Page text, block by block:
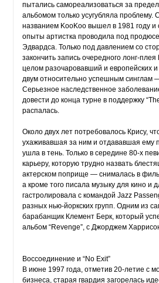
пытались самореализоваться за
альбомом только усугубляла
названием KooKoo вышел в 1981 году
опыты артистка проводила под
Эдвардса. Только под давлением со
закончить запись очередного лонг-
целом разочаровавший и европейских
двум относительно успешным синглам
Серьезное наследственное
довести до конца турне в поддержку
распалась.
Около двух лет потребовалось Крису,
ухаживавшая за ним и отдававшая ему
ушла в тень. Только в середине 80-х
карьеру, которую трудно назвать
актерском поприще — снималась в
а кроме того писала музыку для кино и
гастролировала с командой Jazz
разных нью-йоркских групп. Одним из
барабанщик Клемент Берк, который
альбом “Revenge”, с Джорджем
Воссоединение и “No Exit”
В июне 1997 года, отметив 20-летие с
бизнеса, старая гвардия загорелась